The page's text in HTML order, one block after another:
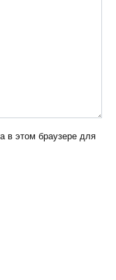
в этом браузере для